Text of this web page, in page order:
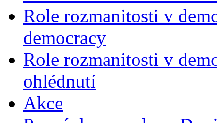
Role rozmanitosti v
democracy
Role rozmanitosti v
ohlédnutí
Akce